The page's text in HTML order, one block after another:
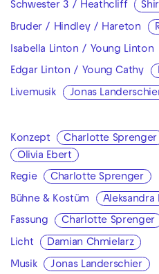
Schwester 3 / Heathcliff
Bruder / Hindley / Hareton
Isabella Linton / Young Linton
Edgar Linton / Young Cathy
Livemusik Jonas
Konzept Charlotte Sprenger
Olivia Ebert
Regie Charlotte Sprenger
Bühne & Kostüm Aleksandra
Fassung Charlotte Sprenger
Licht Damian Chmielarz
Musik Jonas Landerschier